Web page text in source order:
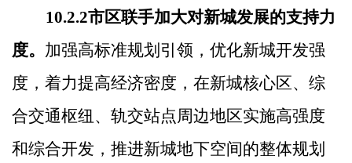
10.2.2市区联手加大对新城发展的支持力
度。 加强高标准规划引领，优化新城开发强
度，着力提高经济密度，在新城核心区、综
合交通枢纽、轨交站点周边地区实施高强度
和综合开发，推进新城地下空间的整体规划